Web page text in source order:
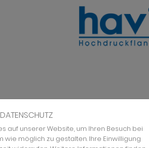
auf unserer Website, um Ihren Besuch bei
wie möglich zu gestalten. Ihre Einwilligung